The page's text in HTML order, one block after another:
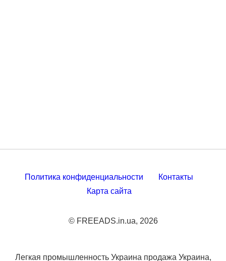
Политика конфиденциальности
Контакты
Карта сайта
© FREEADS.in.ua, 2026
Легкая промышленность Украина продажа Украина,